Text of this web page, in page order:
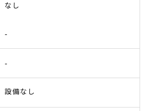
なし
-
-
設備なし